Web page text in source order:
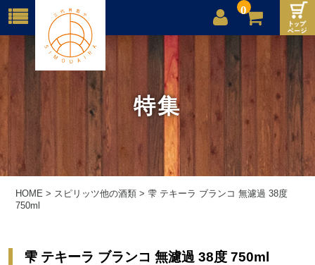
0
店舗案内
ご利用案内
送料
お問合せ
特集
HOME > スピリッツ他の酒類 > 雫 テキーラ ブランコ 無濾過 38度
750ml
雫 テキーラ ブランコ 無濾過 38度 750ml